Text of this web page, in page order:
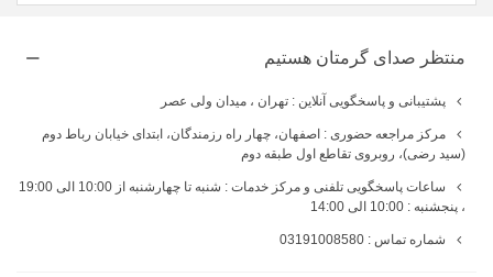
منتظر صدای گرمتان هستیم
پشتیبانی و پاسخگویی آنلاین : تهران ، میدان ولی عصر
مرکز مراجعه حضوری : اصفهان، چهار راه رزمندگان، ابتدای خیابان رباط دوم
(سید رضی)، روبروی تقاطع اول طبقه دوم
ساعات پاسخگویی تلفنی و مرکز خدمات : شنبه تا چهارشنبه از 10:00 الی 19:00
، پنجشنبه : 10:00 الی 14:00
شماره تماس : 03191008580